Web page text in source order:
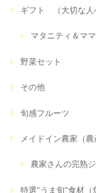
ギフト （大切な人
マタニティ＆マ
野菜セット
その他
旬感フルーツ
メイドイン農家（農
農家さんの完熟
特選”うま旬”食材（